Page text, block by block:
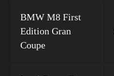
BMW M8 First
Edition Gran
Coupe